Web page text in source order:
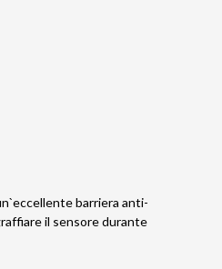
barriera anti-
il sensore durante